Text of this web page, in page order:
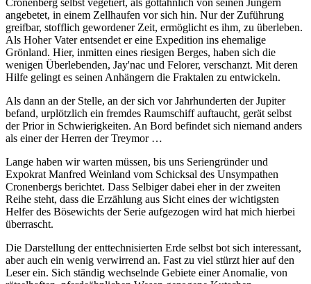
Cronenberg selbst vegetiert, als gottähnlich von seinen Jüngern
angebetet, in einem Zellhaufen vor sich hin. Nur der Zuführung
greifbar, stofflich gewordener Zeit, ermöglicht es ihm, zu überleben.
Als Hoher Vater entsendet er eine Expedition ins ehemalige
Grönland. Hier, inmitten eines riesigen Berges, haben sich die
wenigen Überlebenden, Jay'nac und Felorer, verschanzt. Mit deren
Hilfe gelingt es seinen Anhängern die Fraktalen zu entwickeln.
Als dann an der Stelle, an der sich vor Jahrhunderten der Jupiter
befand, urplötzlich ein fremdes Raumschiff auftaucht, gerät selbst
der Prior in Schwierigkeiten. An Bord befindet sich niemand anders
als einer der Herren der Treymor …
Lange haben wir warten müssen, bis uns Seriengründer und
Expokrat Manfred Weinland vom Schicksal des Unsympathen
Cronenbergs berichtet. Dass Selbiger dabei eher in der zweiten
Reihe steht, dass die Erzählung aus Sicht eines der wichtigsten
Helfer des Bösewichts der Serie aufgezogen wird hat mich hierbei
überrascht.
Die Darstellung der enttechnisierten Erde selbst bot sich interessant,
aber auch ein wenig verwirrend an. Fast zu viel stürzt hier auf den
Leser ein. Sich ständig wechselnde Gebiete einer Anomalie, von